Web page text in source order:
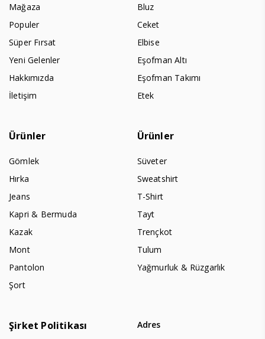
Mağaza
Populer
Süper Fırsat
Yeni Gelenler
Hakkımızda
İletişim
Bluz
Ceket
Elbise
Eşofman Altı
Eşofman Takımı
Etek
Ürünler
Gömlek
Hırka
Jeans
Kapri & Bermuda
Kazak
Mont
Pantolon
Şort
Ürünler
Süveter
Sweatshirt
T-Shirt
Tayt
Trençkot
Tulum
Yağmurluk & Rüzgarlık
Şirket Politikası
Adres